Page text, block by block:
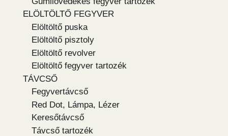
ELÖLTÖLTŐ FEGYVER
Elöltöltő puska
Elöltöltő pisztoly
Elöltöltő revolver
Elöltöltő fegyver tartozék
TÁVCSŐ
Fegyvertávcső
Red Dot, Lámpa, Lézer
Keresőtávcső
Távcső tartozék